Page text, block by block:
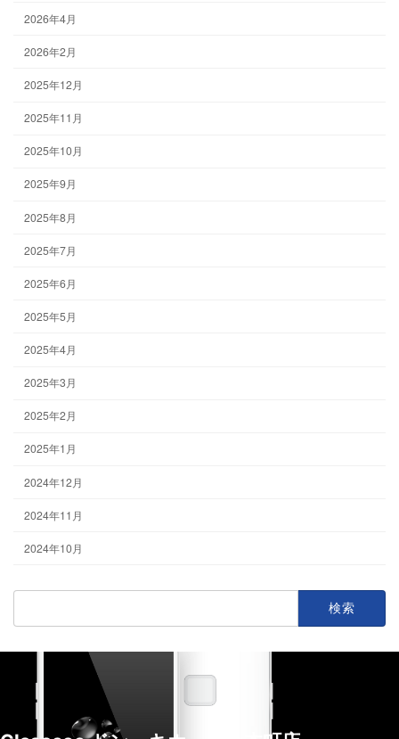
2026年4月
2026年2月
2025年12月
2025年11月
2025年10月
2025年9月
2025年8月
2025年7月
2025年6月
2025年5月
2025年4月
2025年3月
2025年2月
2025年1月
2024年12月
2024年11月
2024年10月